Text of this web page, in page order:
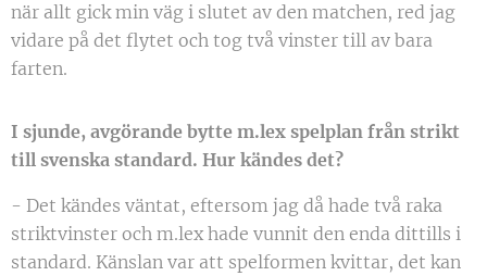
när allt gick min väg i slutet av den matchen, red jag
vidare på det flytet och tog två vinster till av bara
farten.
I sjunde, avgörande bytte m.lex spelplan från strikt
till svenska standard. Hur kändes det?
- Det kändes väntat, eftersom jag då hade två raka
striktvinster och m.lex hade vunnit den enda dittills i
standard. Känslan var att spelformen kvittar, det kan